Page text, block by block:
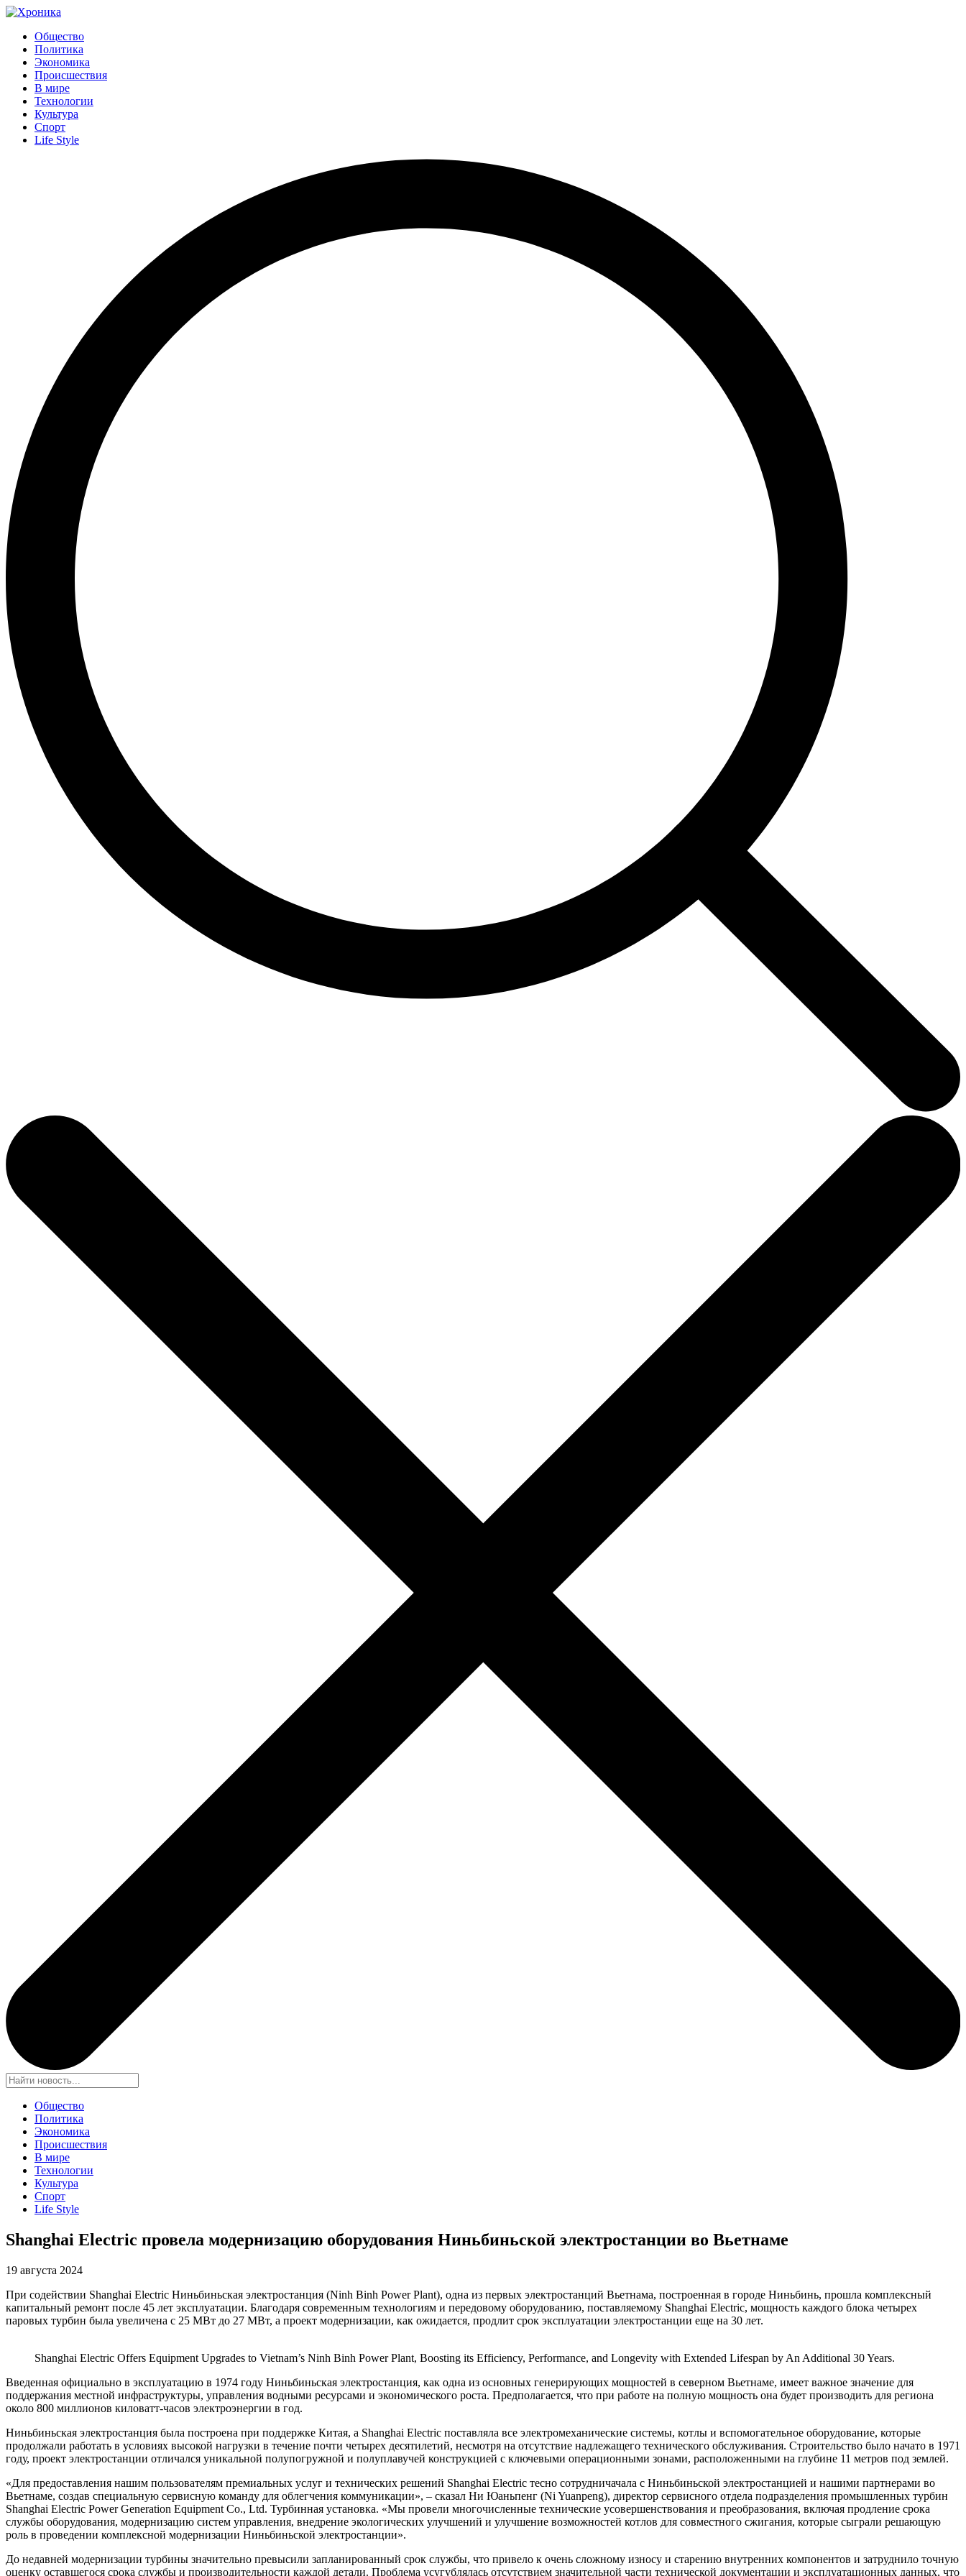
Общество
Политика
Экономика
Происшествия
В мире
Технологии
Культура
Спорт
Life Style
Общество
Политика
Экономика
Происшествия
В мире
Технологии
Культура
Спорт
Life Style
Shanghai Electric провела модернизацию оборудования Ниньбиньской электростанции во Вьетнаме
19 августа 2024
При содействии Shanghai Electric Ниньбиньская электростанция (Ninh Binh Power Plant), одна из первых электростанций Вьетнама, построенная в городе Ниньбинь, прошла комплексный
капитальный ремонт после 45 лет эксплуатации. Благодаря современным технологиям и передовому оборудованию, поставляемому Shanghai Electric, мощность каждого блока четырех
паровых турбин была увеличена с 25 МВт до 27 МВт, а проект модернизации, как ожидается, продлит срок эксплуатации электростанции еще на 30 лет.
Shanghai Electric Offers Equipment Upgrades to Vietnam’s Ninh Binh Power Plant, Boosting its Efficiency, Performance, and Longevity with Extended Lifespan by An Additional 30 Years.
Введенная официально в эксплуатацию в 1974 году Ниньбиньская электростанция, как одна из основных генерирующих мощностей в северном Вьетнаме, имеет важное значение для
поддержания местной инфраструктуры, управления водными ресурсами и экономического роста. Предполагается, что при работе на полную мощность она будет производить для региона
около 800 миллионов киловатт-часов электроэнергии в год.
Ниньбиньская электростанция была построена при поддержке Китая, а Shanghai Electric поставляла все электромеханические системы, котлы и вспомогательное оборудование, которые
продолжали работать в условиях высокой нагрузки в течение почти четырех десятилетий, несмотря на отсутствие надлежащего технического обслуживания. Строительство было начато в 1971
году, проект электростанции отличался уникальной полупогружной и полуплавучей конструкцией с ключевыми операционными зонами, расположенными на глубине 11 метров под землей.
«Для предоставления нашим пользователям премиальных услуг и технических решений Shanghai Electric тесно сотрудничачала с Ниньбиньской электростанцией и нашими партнерами во
Вьетнаме, создав специальную сервисную команду для облегчения коммуникации», – сказал Ни Юаньпенг (Ni Yuanpeng), директор сервисного отдела подразделения промышленных турбин
Shanghai Electric Power Generation Equipment Co., Ltd. Турбинная установка. «Мы провели многочисленные технические усовершенствования и преобразования, включая продление срока
службы оборудования, модернизацию систем управления, внедрение экологических улучшений и улучшение возможностей котлов для совместного сжигания, которые сыграли решающую
роль в проведении комплексной модернизации Ниньбиньской электростанции».
До недавней модернизации турбины значительно превысили запланированный срок службы, что привело к очень сложному износу и старению внутренних компонентов и затруднило точную
оценку оставшегося срока службы и производительности каждой детали. Проблема усугублялась отсутствием значительной части технической документации и эксплуатационных данных, что